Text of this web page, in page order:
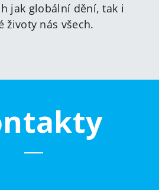
jak globální dění, tak i
životy nás všech.